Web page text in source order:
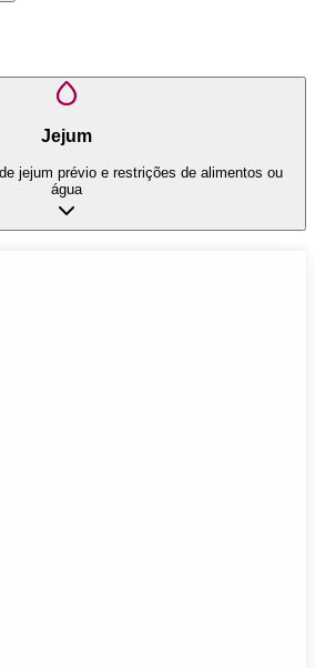
Jejum
jejum prévio e restrições de alimentos ou
água